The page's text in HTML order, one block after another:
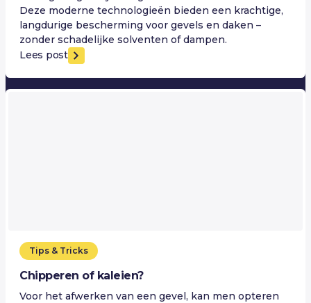
Deze moderne technologieën bieden een krachtige,
langdurige bescherming voor gevels en daken –
zonder schadelijke solventen of dampen.
Lees post
Tips & Tricks
Chipperen of kaleien?
Voor het afwerken van een gevel, kan men opteren